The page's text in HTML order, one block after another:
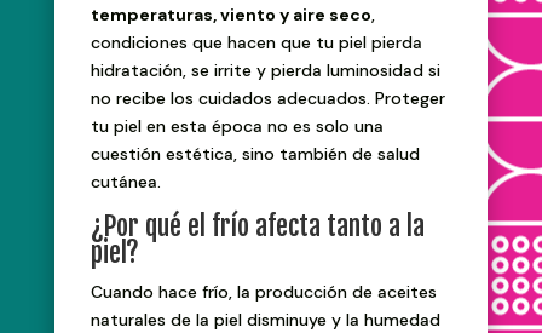
temperaturas, viento y aire seco,
condiciones que hacen que tu piel pierda
hidratación, se irrite y pierda luminosidad si
no recibe los cuidados adecuados. Proteger
tu piel en esta época no es solo una
cuestión estética, sino también de salud
cutánea.
¿Por qué el frío afecta tanto a la
piel?
Cuando hace frío, la producción de aceites
naturales de la piel disminuye y la humedad